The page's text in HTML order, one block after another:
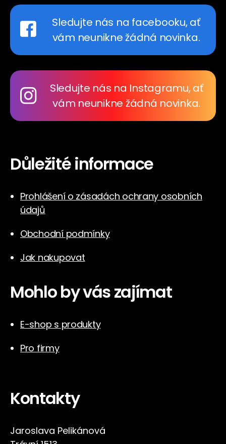
Sledujte nás na facebooku, ať
vám neunikne žádná novinka.
Sledujte nás na Instagramu, ať
vám neunikne žádná novinka.
Důležité informace
Prohlášení o zásadách ochrany osobních
údajů
Obchodní podmínky
Jak nakupovat
Mohlo by vás zajímat
E-shop s produkty
Pro firmy
Kontakty
Jaroslava Pelikánová